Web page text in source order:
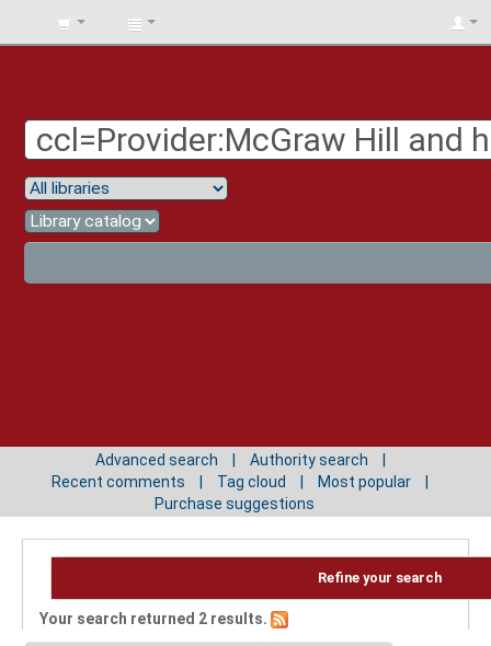
BIBLIOTECA
Advanced search
Authority search
Recent comments
Tag cloud
Most popular
Purchase suggestions
Refine your search
Your search returned 2 results.